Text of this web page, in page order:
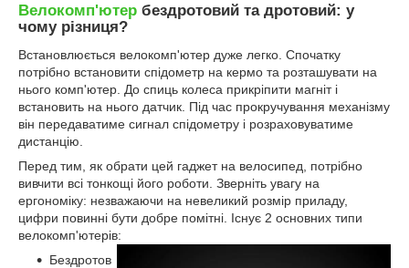
Велокомп'ютер бездротовий та дротовий: у
чому різниця?
Встановлюється велокомп'ютер дуже легко. Спочатку
потрібно встановити спідометр на кермо та розташувати на
нього комп'ютер. До спиць колеса прикріпити магніт і
встановить на нього датчик. Під час прокручування механізму
він передаватиме сигнал спідометру і розраховуватиме
дистанцію.
Перед тим, як обрати цей гаджет на велосипед, потрібно
вивчити всі тонкощі його роботи. Зверніть увагу на
ергономіку: незважаючи на невеликий розмір приладу,
цифри повинні бути добре помітні. Існує 2 основних типи
велокомп'ютерів:
Бездротов